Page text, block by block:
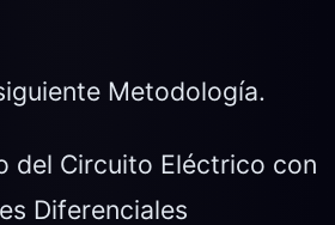
Metodología.
del Circuito Eléctrico con
Diferenciales